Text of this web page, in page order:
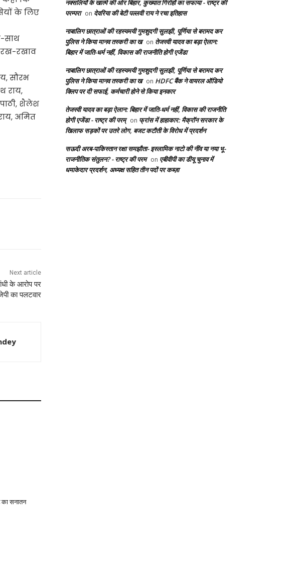
के लिए
साथ
रख-रखाव
सौरभ
राय,
शैलेश
अमित
Next article
के आरोप पर
का पलटवार
का सनातन
नक्सलियों के खात्मे की ओर बिहार, कुख्यात गिरोहों का सफाया - राष्ट्र की
परम्परा on देवरिया की बेटी पल्लवी राय ने रचा इतिहास
नाबालिग छात्राओं की रहस्यमयी गुमशुदगी सुलझी, पूर्णिया से बरामद कर
पुलिस ने किया मानव तस्करी का ख on तेजस्वी यादव का बड़ा ऐलान:
बिहार में जाति-धर्म नहीं, विकास की राजनीति होगी एजेंडा
नाबालिग छात्राओं की रहस्यमयी गुमशुदगी सुलझी, पूर्णिया से बरामद कर
पुलिस ने किया मानव तस्करी का ख on HDFC बैंक ने वायरल ऑडियो
क्लिप पर दी सफाई, कर्मचारी होने से किया इनकार
तेजस्वी यादव का बड़ा ऐलान: बिहार में जाति-धर्म नहीं, विकास की राजनीति
होगी एजेंडा - राष्ट्र की परम् on फ्रांस में हाहाकार: मैक्रॉन सरकार के
खिलाफ सड़कों पर उतरे लोग, बजट कटौती के विरोध में प्रदर्शन
सऊदी अरब-पाकिस्तान रक्षा समझौता- इस्लामिक नाटो की नींव या नया भू-
राजनीतिक संतुलन? - राष्ट्र की परम on एबीवीपी का डीयू चुनाव में
धमाकेदार प्रदर्शन, अध्यक्ष सहित तीन पदों पर कब्ज़ा